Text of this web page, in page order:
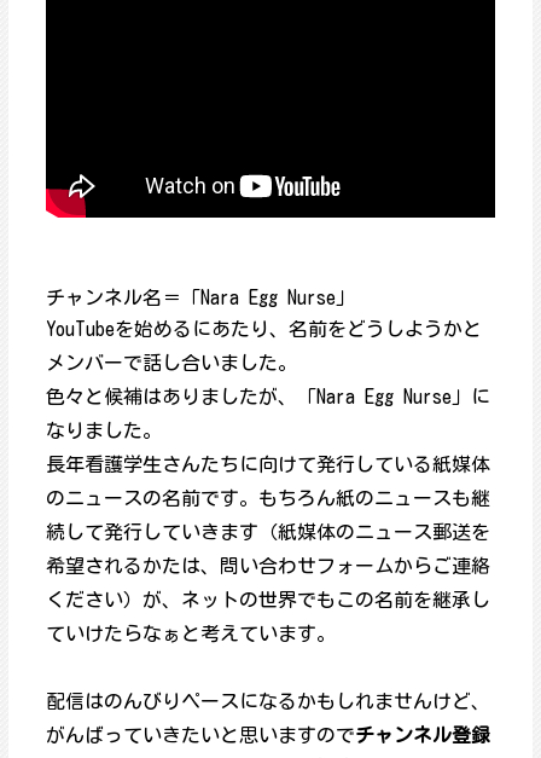
チャンネル名＝「Nara Egg Nurse」
YouTubeを始めるにあたり、名前をどうしようかと
メンバーで話し合いました。
色々と候補はありましたが、「Nara Egg Nurse」に
なりました。
長年看護学生さんたちに向けて発行している紙媒体
のニュースの名前です。もちろん紙のニュースも継
続して発行していきます（紙媒体のニュース郵送を
希望されるかたは、問い合わせフォームからご連絡
ください）が、ネットの世界でもこの名前を継承し
ていけたらなぁと考えています。
配信はのんびりペースになるかもしれませんけど、
がんばっていきたいと思いますのでチャンネル登録